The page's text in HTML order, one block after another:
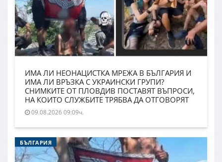
ИМА ЛИ НЕОНАЦИСТКА МРЕЖА В БЪЛГАРИЯ И
ИМА ЛИ ВРЪЗКА С УКРАИНСКИ ГРУПИ?
СНИМКИТЕ ОТ ПЛОВДИВ ПОСТАВЯТ ВЪПРОСИ,
НА КОИТО СЛУЖБИТЕ ТРЯБВА ДА ОТГОВОРЯТ
09.08.2026 09:09ч.
БЪЛГАРИЯ